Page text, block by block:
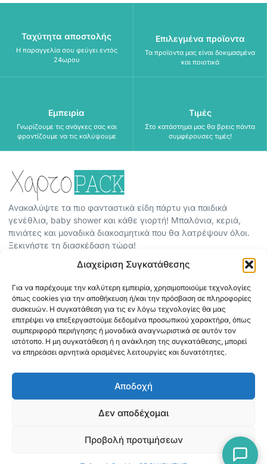
Διαχείριση Συγκατάθεσης
Για να παρέχουμε την καλύτερη εμπειρία, χρησιμοποιούμε τεχνολογίες
όπως cookies για την αποθήκευση ή/και την πρόσβαση σε πληροφορίες
συσκευών. Η συγκατάθεση για τις εν λόγω τεχνολογίες θα μας
επιτρέψει να επεξεργαστούμε δεδομένα προσωπικού χαρακτήρα, όπως
συμπεριφορά περιήγησης ή μοναδικά αναγνωριστικά σε αυτόν τον
ιστότοπο. Η μη συγκατάθεση ή η ανάκληση της συγκατάθεσης, μπορεί
να επηρεάσει αρνητικά ορισμένες λειτουργίες και δυνατότητες.
Αποδοχή
Δεν αποδέχομαι
Προβολή προτιμήσεων
Ταχύτητα αποστολής
Η παραγγελία σου φεύγει εντός
24ωρου
Επιλεγμένα προϊοντα
Τα προϊοντα μας είναι δοκιμασμένα
και ποιοτικά
Εμπειρία
Γνωρίζουμε τις ανάγκες σας και
φροντίζουμε να τις καλύψουμε
Τιμές
Στο κατάστημα μας θα βρεις πάντα
συμφέρουσες τιμές!
Ανακαλύψτε τα πιο φανταστικά είδη πάρτυ για παιδικά
γενέθλια, baby shower και κάθε γιορτή! Μπαλόνια, κεριά,
πινιάτες και μοναδικά διακοσμητικά που θα λατρέψουν όλοι.
Ξεκινήστε τη διασκέδαση τώρα!
ΟΡΟΙ ΧΡΗΣΗΣ
ΠΟΛΙΤΙΚΗ ΑΠΟΡΡΗΤΟΥ
ABOUT
ΕΠΙΚΟΙΝΩΝΙΑ
Copyright © 2026 Mediaspot.gr Κατασκευή ιστοσελίδων